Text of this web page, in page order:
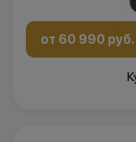
от 60 990 руб.